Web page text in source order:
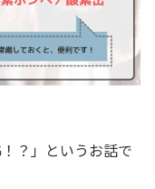
？」というお話で